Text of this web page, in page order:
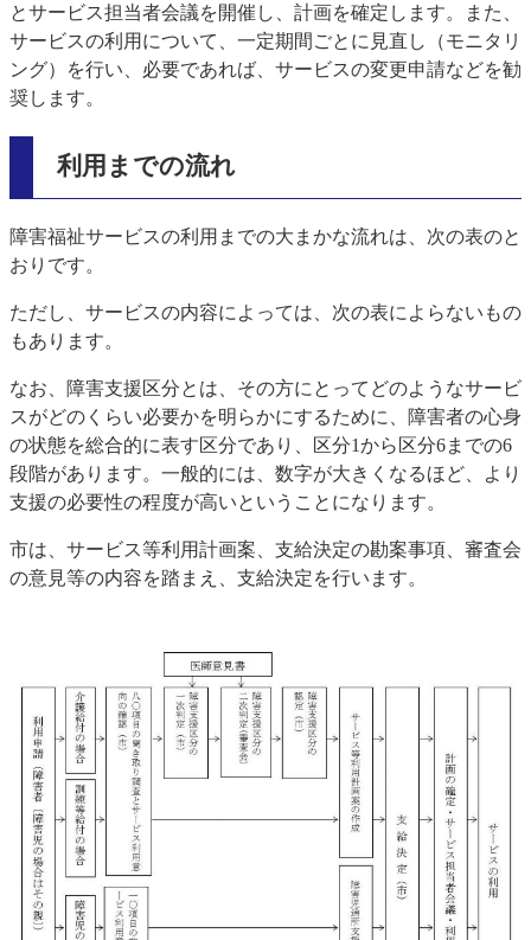
とサービス担当者会議を開催し、計画を確定します。また、
サービスの利用について、一定期間ごとに見直し（モニタリ
ング）を行い、必要であれば、サービスの変更申請などを勧
奨します。
利用までの流れ
障害福祉サービスの利用までの大まかな流れは、次の表のと
おりです。
ただし、サービスの内容によっては、次の表によらないもの
もあります。
なお、障害支援区分とは、その方にとってどのようなサービ
スがどのくらい必要かを明らかにするために、障害者の心身
の状態を総合的に表す区分であり、区分1から区分6までの6
段階があります。一般的には、数字が大きくなるほど、より
支援の必要性の程度が高いということになります。
市は、サービス等利用計画案、支給決定の勘案事項、審査会
の意見等の内容を踏まえ、支給決定を行います。